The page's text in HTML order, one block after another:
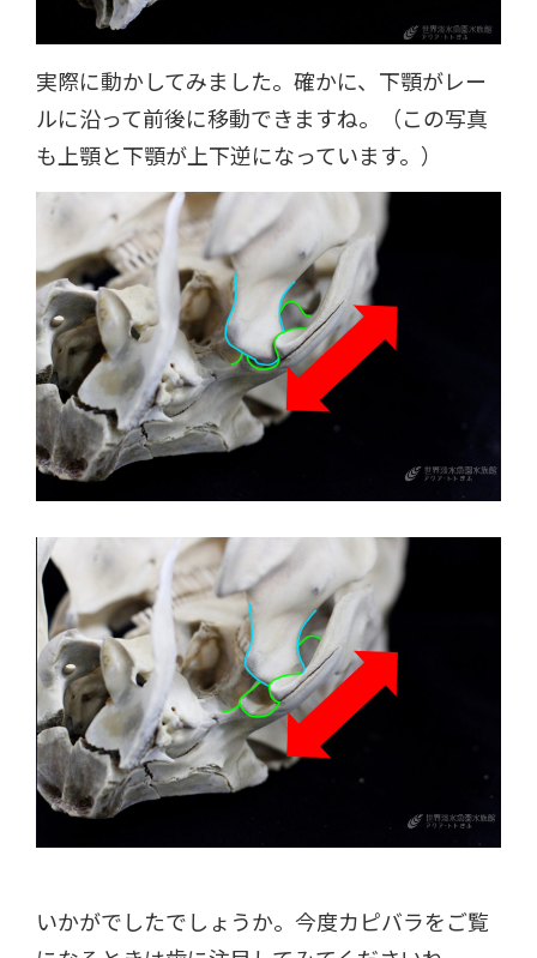
実際に動かしてみました。確かに、下顎がレー
ルに沿って前後に移動できますね。（この写真
も上顎と下顎が上下逆になっています。）
いかがでしたでしょうか。今度カピバラをご覧